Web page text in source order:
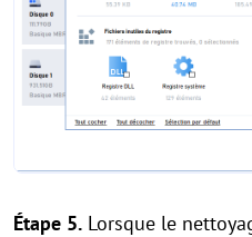
Étape 5. Lorsque le